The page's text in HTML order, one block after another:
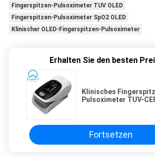
Fingerspitzen-Pulsoximeter TUV OLED
Fingerspitzen-Pulsoximeter SpO2 OLED
Klinischer OLED-Fingerspitzen-Pulsoximeter
Erhalten Sie den besten
Klinisches
Pulsoximeter TUV-
Fortsetzen